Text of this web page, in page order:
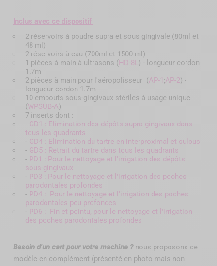
Inclus avec ce dispositif
2 réservoirs à poudre supra et sous gingivale (80ml et
48 ml)
2 réservoirs à eau (700ml et 1500 ml)
1 pièces à main à ultrasons ( HD-8L) - longueur cordon
1.7m
2 pièces à main pour l'aéropolisseur (AP-1 ;AP-2) -
longueur cordon 1.7m
10 embouts sous-gingivaux stériles à usage unique
(WPSUB-A)
7 inserts dont :
- GD1 : Elimination des dépôts supra gingivaux dans
tous les quadrants
- GD4 : Elimination du tartre en interproximal et sulcus
- GD5 : Retrait du tartre dans tous les quadrants
- PD1 : Pour le nettoyage et l'irrigation des dépôts
sous-gingivaux
- PD3 : Pour le nettoyage et l'irrigation des poches
parodontales profondes
- PD4 : Pour le nettoyage et l'irrigation des poches
parodontales peu profondes
- PD6 : Fin et pointu, pour le nettoyage et l'irrigation
des poches parodontales profondes
Besoin d'un cart pour votre machine ?nous proposons ce
modèle en complément (présenté en photo mais non